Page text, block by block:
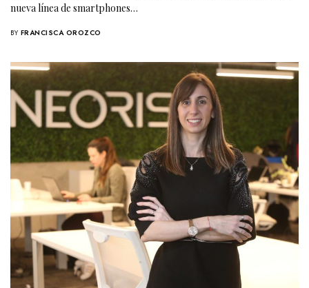
nueva línea de smartphones…
BY FRANCISCA OROZCO